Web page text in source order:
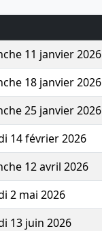
11 janvier 2026
18 janvier 2026
25 janvier 2026
14 février 2026
12 avril 2026
2 mai 2026
13 juin 2026